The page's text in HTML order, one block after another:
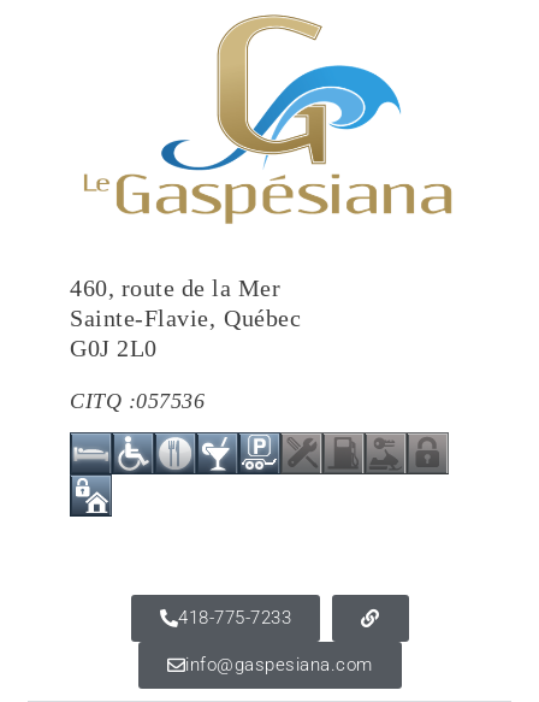
460, route de la Mer
Sainte-Flavie, Québec
G0J 2L0
CITQ :057536
418-775-7233
info@gaspesiana.com